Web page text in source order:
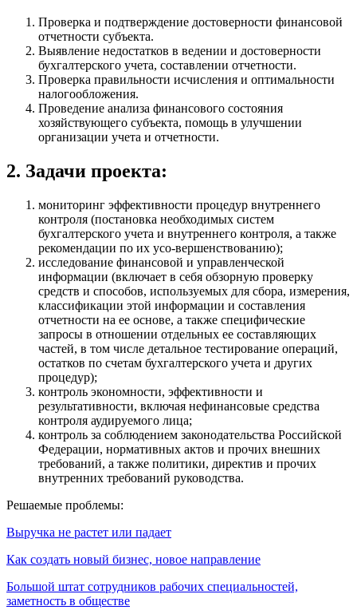
Проверка и подтверждение достоверности финансовой
отчетности субъекта.
Выявление недостатков в ведении и достоверности
бухгалтерского учета, составлении отчетности.
Проверка правильности исчисления и оптимальности
налогообложения.
Проведение анализа финансового состояния
хозяйствующего субъекта, помощь в улучшении
организации учета и отчетности.
2. Задачи проекта:
мониторинг эффективности процедур внутреннего
контроля (постановка необходимых систем
бухгалтерского учета и внутреннего контроля, а также
рекомендации по их усо-вершенствованию);
исследование финансовой и управленческой
информации (включает в себя обзорную проверку
средств и способов, используемых для сбора, измерения,
классификации этой информации и составления
отчетности на ее основе, а также специфические
запросы в отношении отдельных ее составляющих
частей, в том числе детальное тестирование операций,
остатков по счетам бухгалтерского учета и других
процедур);
контроль экономности, эффективности и
результативности, включая нефинансовые средства
контроля аудируемого лица;
контроль за соблюдением законодательства Российской
Федерации, нормативных актов и прочих внешних
требований, а также политики, директив и прочих
внутренних требований руководства.
Решаемые проблемы:
Выручка не растет или падает
Как создать новый бизнес, новое направление
Большой штат сотрудников рабочих специальностей,
заметность в обществе